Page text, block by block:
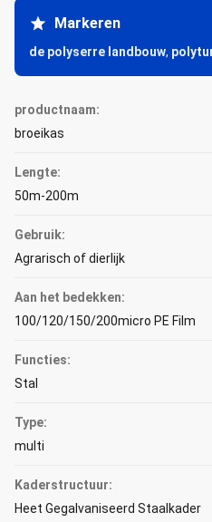
Markeren
de polyserre landbouw,
productnaam:
broeikas
Lengte:
50m-200m
Gebruik:
Agrarisch of dierlijk
Aan het bedekken:
100/120/150/200micro PE Film
Functies:
Stal
Type:
multi
Kaderstructuur:
Heet Gegalvaniseerd Staalkader